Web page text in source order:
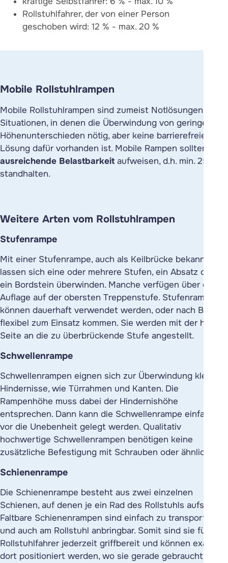
Rollstuhlfahrer, der von einer Person
geschoben wird: 12 % - max. 20 %
Mobile Rollstuhlrampen
Mobile Rollstuhlrampen sind zumeist Notlösungen für
Situationen, in denen die Überwindung von geringen
Höhenunterschieden nötig, aber keine barrierefreie
Lösung dafür vorhanden ist. Mobile Rampen sollten eine
ausreichende Belastbarkeit aufweisen, d.h. min. 250 kg
standhalten.
Weitere Arten vom Rollstuhlrampen
Stufenrampe
Mit einer Stufenrampe, auch als Keilbrücke bekannt,
lassen sich eine oder mehrere Stufen, ein Absatz oder
ein Bordstein überwinden. Manche verfügen über eine
Auflage auf der obersten Treppenstufe. Stufenrampen
können dauerhaft verwendet werden, oder nach Bedarf
flexibel zum Einsatz kommen. Sie werden mit der hohen
Seite an die zu überbrückende Stufe angestellt.
Schwellenrampe
Schwellenrampen eignen sich zur Überwindung kleiner
Hindernisse, wie Türrahmen und Kanten. Die
Rampenhöhe muss dabei der Hindernishöhe
entsprechen. Dann kann die Schwellenrampe einfach
vor die Unebenheit gelegt werden. Qualitativ
hochwertige Schwellenrampen benötigen keine
zusätzliche Befestigung mit Schrauben oder ähnlichem.
Schienenrampe
Die Schienenrampe besteht aus zwei einzelnen
Schienen, auf denen je ein Rad des Rollstuhls aufsetzt.
Faltbare Schienenrampen sind einfach zu transportieren
und auch am Rollstuhl anbringbar. Somit sind sie für
Rollstuhlfahrer jederzeit griffbereit und können exakt
dort positioniert werden, wo sie gerade gebraucht